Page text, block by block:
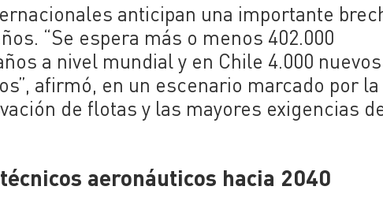
anticipan una importante
“Se espera más o menos 402.000
a nivel mundial y en Chile 4.000 nuevos
afirmó, en un escenario marcado por la
de flotas y las mayores exigencias
aeronáuticos hacia 2040